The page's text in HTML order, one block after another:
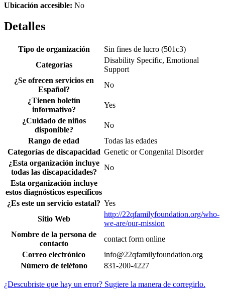
Ubicación accesible: No
Detalles
Tipo de organización
Sin fines de lucro (501c3)
Categorías
Disability Specific, Emotional
Support
¿Se ofrecen servicios en
Español?
No
¿Tienen boletín
informativo?
Yes
¿Cuidado de niños
disponible?
No
Rango de edad
Todas las edades
Categorías de discapacidad Genetic or Congenital Disorder
¿Esta organización incluye
todas las discapacidades?
No
Esta organización incluye
estos diagnósticos específicos
¿Es este un servicio estatal? Yes
Sitio Web
http://22qfamilyfoundation.org/who-
we-are/our-mission
Nombre de la persona de
contacto
contact form online
Correo electrónico
info@22qfamilyfoundation.org
Número de teléfono
831-200-4227
¿Descubriste que hay un error? Sugiere la manera de corregirlo.